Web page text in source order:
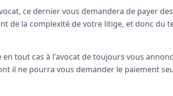
ce dernier vous demandera de payer des
de la complexité de votre litige, et donc du
en tout cas à l'avocat de toujours vous
il ne pourra vous demander le paiement